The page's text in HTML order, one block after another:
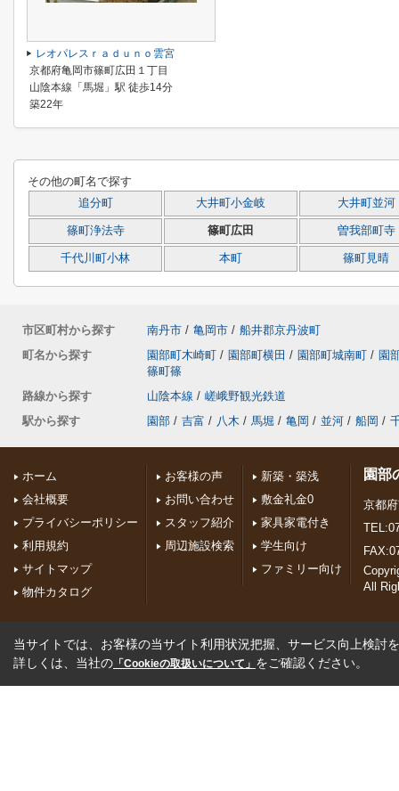
レオパレスｒａｄｕｎｏ雲宮
京都府亀岡市篠町広田１丁目
山陰本線「馬堀」駅 徒歩14分
築22年
その他の町名で探す
追分町 大井町小金岐 大井町並河
篠町浄法寺 篠町広田 曽我部町寺
千代川町小林 本町 篠町見晴
市区町村から探す 南丹市 / 亀岡市 / 船井郡京丹波町
町名から探す
園部町木崎町 / 園部町横田 / 園部町城南町 / 園
篠町篠
路線から探す
山陰本線 / 嵯峨野観光鉄道
駅から探す
園部 / 吉富 / 八木 / 馬堀 / 亀岡 / 並河 / 船岡 /
ホーム
会社概要
プライバシーポリシー
利用規約
サイトマップ
物件カタログ
お客様の声
お問い合わせ
スタッフ紹介
周辺施設検索
新築・築浅
敷金礼金0
家具家電付き
学生向け
ファミリー向け
園部
京都
All
当サイトでは、お客様の当サイト利用状況把握、サービス向上検討
詳しくは、当社の 「Cookieの取扱いについて」 をご確認ください。